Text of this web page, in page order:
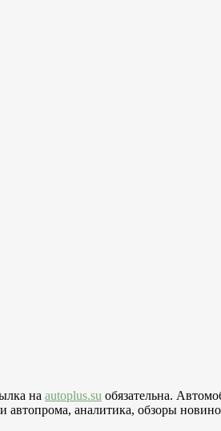
на autoplus.su обязательна.
аналитика, обзоры